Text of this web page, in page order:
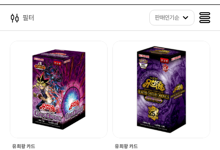
필터 판매인기순
유희왕 카드 유희왕 카드